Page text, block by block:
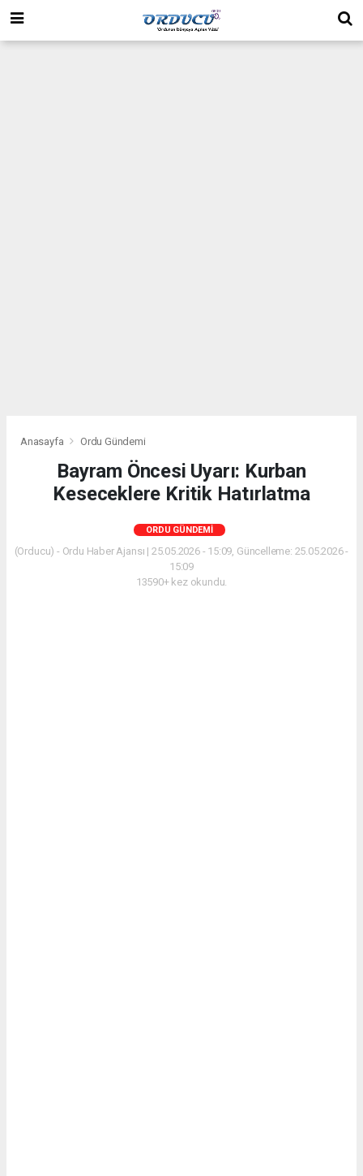
Anasayfa Ordu Gündemi
Bayram Öncesi Uyarı: Kurban
Keseceklere Kritik Hatırlatma
ORDU GÜNDEMI
(Orducu) - Ordu Haber Ajansı | 25.05.2026 - 15:09, Güncelleme: 25.05.2026 -
15:09
13590+ kez okundu.